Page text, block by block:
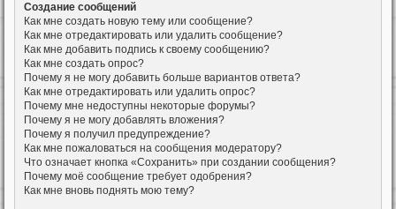
Создание сообщений
Как мне создать новую тему или сообщение?
Как мне отредактировать или удалить сообщение?
Как мне добавить подпись к своему сообщению?
Как мне создать опрос?
Почему я не могу добавить больше вариантов ответа?
Как мне отредактировать или удалить опрос?
Почему мне недоступны некоторые форумы?
Почему я не могу добавлять вложения?
Почему я получил предупреждение?
Как мне пожаловаться на сообщения модератору?
Что означает кнопка «Сохранить» при создании сообщения?
Почему моё сообщение требует одобрения?
Как мне вновь поднять мою тему?